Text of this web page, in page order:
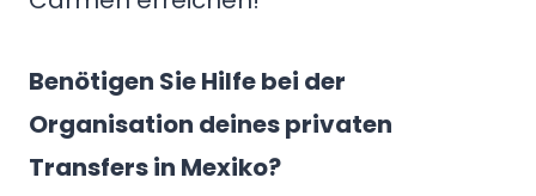
Benötigen Sie Hilfe bei der
Organisation deines privaten
Transfers in Mexiko?